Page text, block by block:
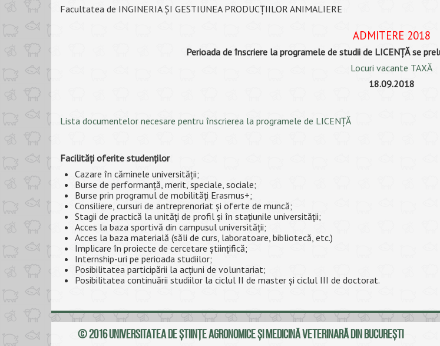
Facultatea de INGINERIA ȘI GESTIUNEA PRODUCȚIILOR ANIMALIERE
ADMITERE 2018
Perioada de înscriere la programele de studii de LICENȚĂ se
Locuri vacante TAXĂ
18.09.2018
Lista documentelor necesare pentru înscrierea la programele de LICENȚĂ
Facilități oferite studenților
Cazare în căminele universității;
Burse de performanță, merit, speciale, sociale;
Burse prin programul de mobilități Erasmus+;
Consiliere, cursuri de antreprenoriat și oferte de muncă;
Stagii de practică la unități de profil și în stațiunile universității;
Acces la baza sportivă din campusul universității;
Acces la baza materială (săli de curs, laboratoare, bibliotecă, etc.)
Implicare în proiecte de cercetare științifică;
Internship-uri pe perioada studiilor;
Posibilitatea participării la acțiuni de voluntariat;
Posibilitatea continuării studiilor la ciclul II de master și ciclul III de doctorat.
© 2016 UNIVERSITATEA DE ŞTIINŢE AGRONOMICE ŞI MEDICINĂ VETERINARĂ DIN BUCUREŞTI